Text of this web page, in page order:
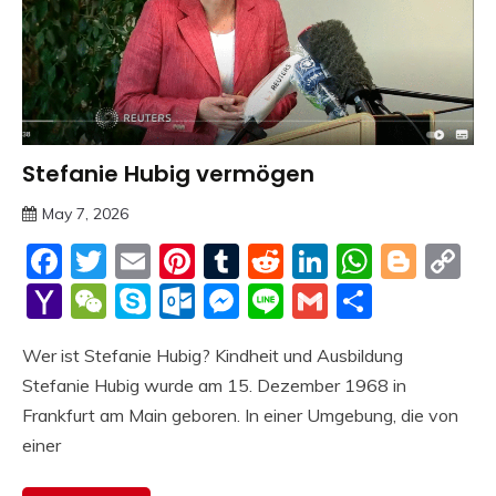
Trends
Stefanie Hubig vermögen
May 7, 2026
Meme
Facebook
Twitter
EmailPinterest
Tumblr
Reddit
LinkedIn
Yahoo
WeChat
SkypeOutlook.com
Messenger
LineGmail
Wer ist Stefanie Hubig? Kindheit und Ausbildung
Stefanie Hubig wurde am 15. Dezember 1968 in
Frankfurt am Main geboren. In einer Umgebung, die von
einer